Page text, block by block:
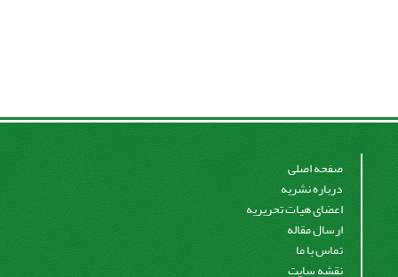
صفحه اصلی
درباره نشریه
اعضای هیات تحریریه
ارسال مقاله
تماس با ما
نقشه سایت